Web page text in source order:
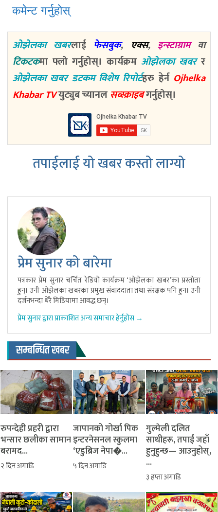
कमेन्ट गर्नुहोस्
ओझेलका खबरलाई फेसबुक, एक्स, इन्स्टाग्रामवा
टिकटकमा फ्लो गर्नुहोस्। कार्यक्रम ओझेलका खबरर
ओझेलका खबर डटकम विशेष रिपोर्टहरु हेर्न Ojhelka
Khabar TVयुट्युब च्यानल सब्स्क्राइबगर्नुहोस्।
तपाईलाई यो खबर कस्तो लाग्यो
प्रेम सुनार को बारेमा
पत्रकार प्रेम सुनार चर्चित रेडियो कार्यक्रम ‘ओझेलका खबर’का प्रस्तोता
हुन्। उनी ओझेलका खबरका प्रमुख संवाददाता तथा संरक्षक पनि हुन। उनी
दर्जनभन्दा धेरै मिडियामा आवद्ध छन्।
प्रेम सुनार द्वारा प्राकाशित अन्य समाचार हेर्नुहोस →
सम्बन्धित खबर
रुपन्देही प्रहरी द्वारा
भन्सार छलीका सामान
बरामद...
२ दिन अगाडि
जापानको गोर्खा पिक
इन्टरनेसनल स्कुलमा
‘एडुब्रिज नेपा�...
५ दिन अगाडि
​गुल्मेली दलित
साथीहरू, तपाईं जहाँ
हुनुहुन्छ— आउनुहोस्,
...
३ हप्ता अगाडि